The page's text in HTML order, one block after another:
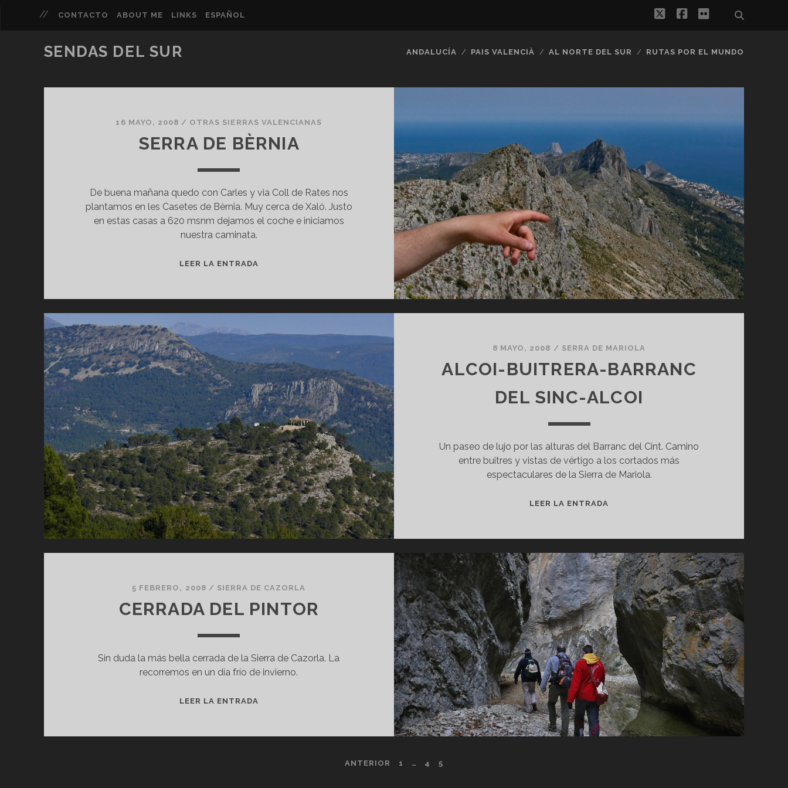
CONTACTO ABOUT ME LINKS ESPAÑOL twitterfacebook
flickr
SENDAS DEL SUR ANDALUCÍA PAIS VALENCIÀ AL NORTE DEL SUR RUTAS POR EL MUNDO
Entradas
16 MAYO, 2008 / OTRAS SIERRAS VALENCIANAS
SERRA DE BÈRNIA
De buena mañana quedo con Carles y via Coll de Rates nos
plantamos en les Casetes de Bèrnia. Muy cerca de Xaló. Justo
en estas casas a 620 msnm dejamos el coche e iniciamos
nuestra caminata.
LEER LA ENTRADA
8 MAYO, 2008 / SERRA DE MARIOLA
ALCOI-BUITRERA-BARRANC
DEL SINC-ALCOI
Un paseo de lujo por las alturas del Barranc del Cint. Camino
entre buitres y vistas de vértigo a los cortados más
espectaculares de la Sierra de Mariola.
LEER LA ENTRADA
SINC-
ALCOI
5 FEBRERO, 2008 / SIERRA DE CAZORLA
CERRADA DEL PINTOR
Sin duda la más bella cerrada de la Sierra de Cazorla. La
recorremos en un día frío de invierno.
LEER LA ENTRADA
ANTERIOR 1 … 4 5